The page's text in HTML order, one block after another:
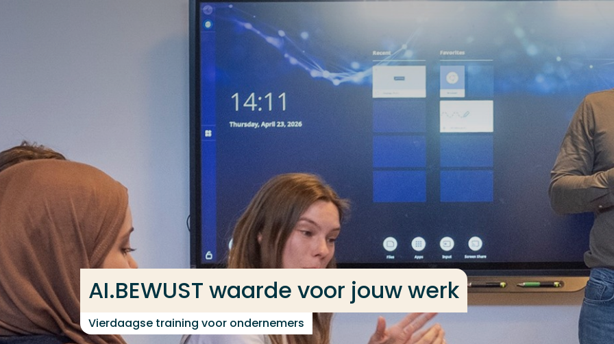
AI.BEWUST waarde voor jouw werk
Vierdaagse training voor ondernemers